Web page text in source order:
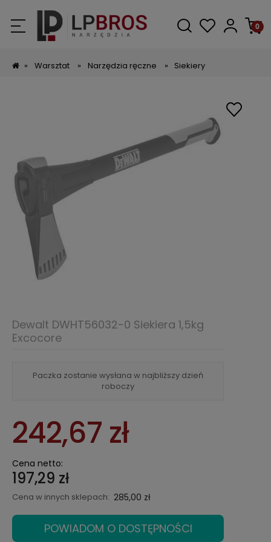
» Warsztat » Narzędzia ręczne » Siekiery
Paczka zostanie wysłana w najbliższy dzień
roboczy
Dewalt DWHT56032-0 Siekiera 1,5kg
Excocore
242,67 zł
Cena netto:
197,29 zł
Cena w innych sklepach: 285,00 zł
POWIADOM O DOSTĘPNOŚCI